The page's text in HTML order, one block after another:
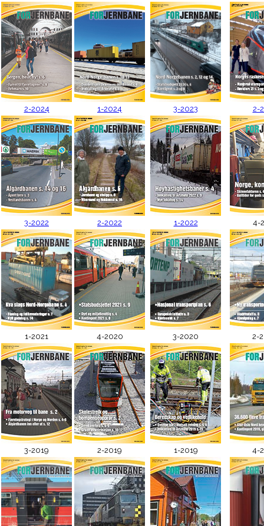
2-2024 1-2024 3-2023 2-
3-2022 2-2022 1-2022 4-
1-2021 4-2020 3-2020 2-
3-2019 2-2019 1-2019 4-